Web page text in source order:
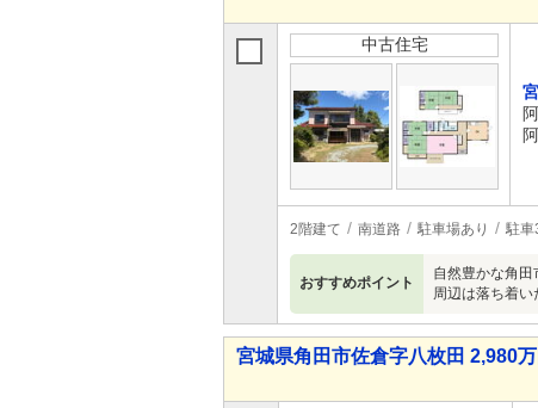
中古住宅
2階建て 南道路 駐車場あり 駐車
おすすめポイント
自然豊かな角
周辺は落ち着い
宮城県角田市佐倉字八枚田 2,980